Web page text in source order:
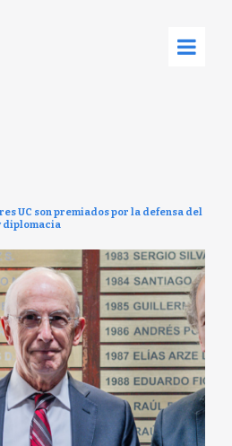
UC son premiados por la defensa del
diplomacia